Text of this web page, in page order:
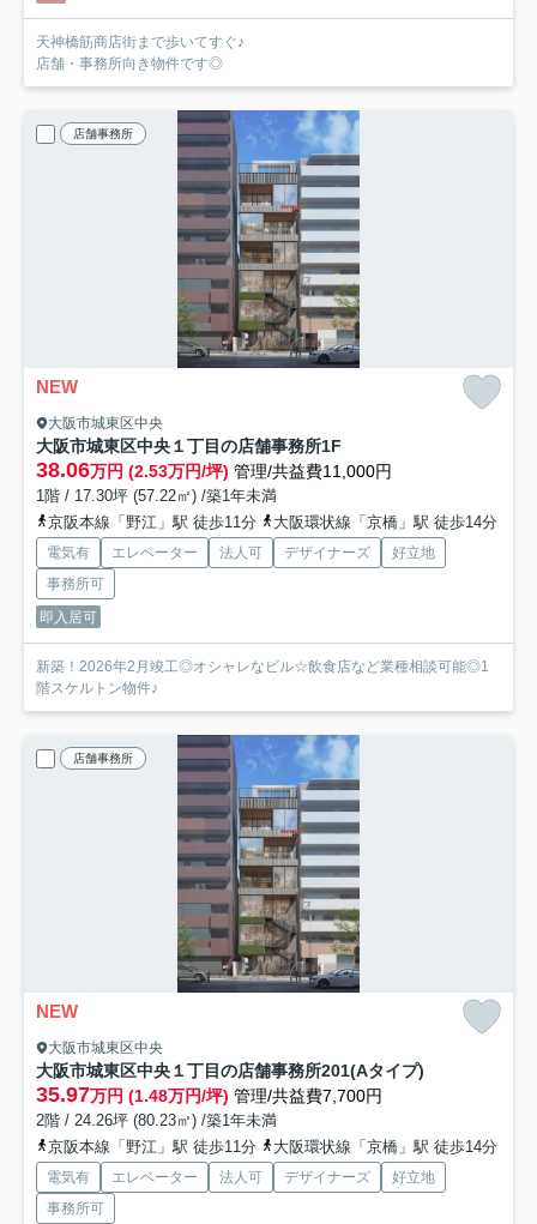
天神橋筋商店街まで歩いてすぐ♪
店舗・事務所向き物件です◎
店舗事務所
NEW
大阪市城東区中央
大阪市城東区中央１丁目の店舗事務所1F
38.06万円 (2.53万円/坪) 管理/共益費11,000円
1階 / 17.30坪 (57.22㎡) /築1年未満
京阪本線「野江」駅 徒歩11分
大阪環状線「京橋」駅 徒歩14分
電気有 エレベーター 法人可 デザイナーズ
好立地
事務所可
即入居可
新築！2026年2月竣工◎オシャレなビル☆飲食店など業種相談可能◎1
階スケルトン物件♪
店舗事務所
NEW
大阪市城東区中央
大阪市城東区中央１丁目の店舗事務所201(Aタイプ)
35.97万円 (1.48万円/坪) 管理/共益費7,700円
2階 / 24.26坪 (80.23㎡) /築1年未満
京阪本線「野江」駅 徒歩11分
大阪環状線「京橋」駅 徒歩14分
電気有 エレベーター 法人可 デザイナーズ
好立地
事務所可